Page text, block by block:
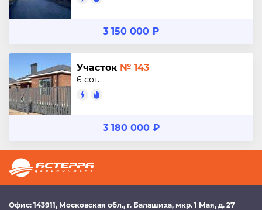
3 150 000 ₽
Участок № 143
6 сот.
3 180 000 ₽
Офис: 143911, Московская обл., г. Балашиха, мкр. 1 Мая, д. 27